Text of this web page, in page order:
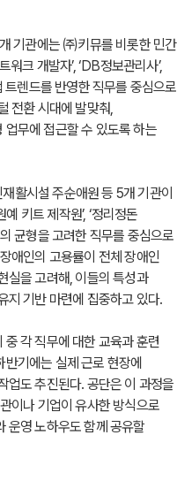
기관에는 ㈜키뮤를 비롯한 민간
크 개발자’, ‘DB정보관리사’,
트렌드를 반영한 직무를 중심으로
전환 시대에 발맞춰,
업무에 접근할 수 있도록 하는
활시설 주순애원 등 5개 기관이
키트 제작원’, ‘정리정돈
균형을 고려한 직무를 중심으로
애인의 고용률이 전체 장애인
실을 고려해, 이들의 특성과
지 기반 마련에 집중하고 있다.
각 직무에 대한 교육과 훈련
기에는 실제 근로 현장에
업도 추진된다. 공단은 이 과정을
이나 기업이 유사한 방식으로
운영 노하우도 함께 공유할